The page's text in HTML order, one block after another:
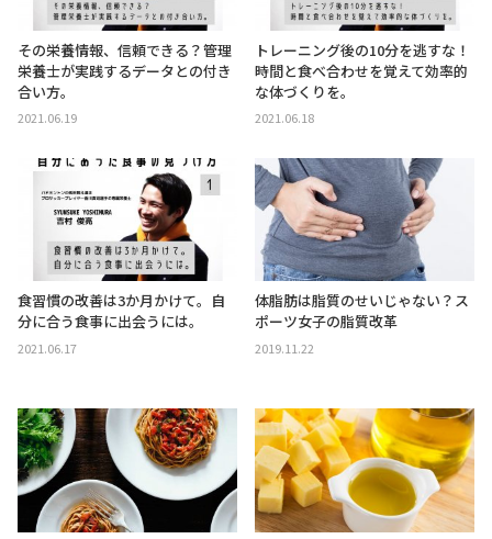
その栄養情報、信頼できる？管理
栄養士が実践するデータとの付き
合い方。
2021.06.19
トレーニング後の10分を逃すな！
時間と食べ合わせを覚えて効率的
な体づくりを。
2021.06.18
食習慣の改善は3か月かけて。自
分に合う食事に出会うには。
2021.06.17
体脂肪は脂質のせいじゃない？ス
ポーツ女子の脂質改革
2019.11.22